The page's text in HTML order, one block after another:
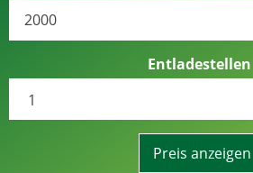
Entladestellen
Preis anzeigen